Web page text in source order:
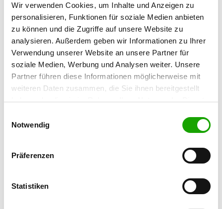
Wir verwenden Cookies, um Inhalte und Anzeigen zu
personalisieren, Funktionen für soziale Medien anbieten
zu können und die Zugriffe auf unsere Website zu
analysieren. Außerdem geben wir Informationen zu Ihrer
Verwendung unserer Website an unsere Partner für
soziale Medien, Werbung und Analysen weiter. Unsere
Partner führen diese Informationen möglicherweise mit
weiteren Daten zusammen, die Sie ihnen bereitgestellt
haben oder die sie im Rahmen Ihrer Nutzung der Dienste
Cookies, wenn Sie unsere Webseite weiterhin nutzen.
Notwendig
Präferenzen
Statistiken
Übungsplatz:
Unterhölderfelderstr. 50a
42857 Remscheid
Telefon:
02191 5910457
Fax:
02191 691645
info@heimann-sl.de
Welpenspielstunde, Junghundgruppe,